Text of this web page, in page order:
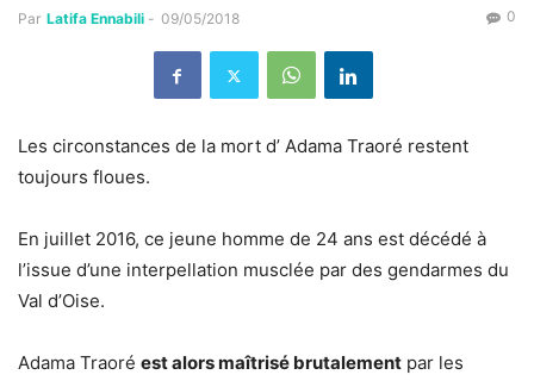
Par Latifa Ennabili - 09/05/2018 0
Les circonstances de la mort d’ Adama Traoré restent
toujours floues.
En juillet 2016, ce jeune homme de 24 ans est décédé à
l’issue d’une interpellation musclée par des gendarmes du
Val d’Oise.
Adama Traoré est alors maîtrisé brutalement par les